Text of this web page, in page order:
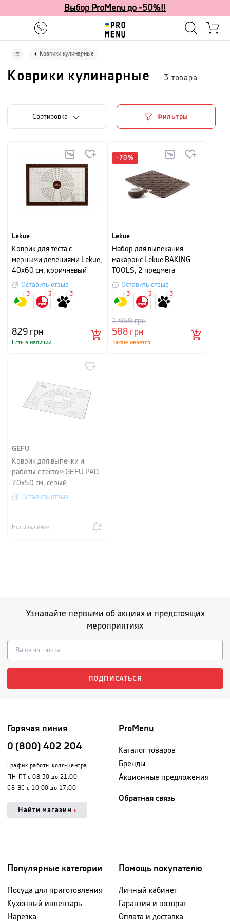
Выбор ProMenu до -50%!!
Коврики кулинарные
Коврики кулинарные 3 товара
Cортировка Фильтры
Lekue
Коврик для теста с
мерными делениями Lekue,
40х60 см, коричневый
Оставить отзыв
829грн
Есть в наличии
3 3 3
- 70 %
Lekue
Набор для выпекания
макаронс Lekue BAKING
TOOLS, 2 предмета
Оставить отзыв
588грн
1 959грн
Заканчивается
3 3 3
GEFU
Коврик для выпечки и
работы с тестом GEFU PAD,
70х50 см, серый
Оставить отзыв
Нет в наличии
Узнавайте первыми об акциях и предстоящих
мероприятиях
ПОДПИСАТЬСЯ
Горячая линия
0 (800) 402 204
График работы колл-центра
ПН-ПТ с 08:30 до 21:00
СБ-ВС с 10:00 до 17:00
Найти магазин
ProMenu
Каталог товаров
Бренды
Акционные предложения
Обратная связь
Популярные категории
Посуда для приготовления
Кухонный инвентарь
Нарезка
Помощь покупателю
Личный кабинет
Гарантия и возврат
Оплата и доставка